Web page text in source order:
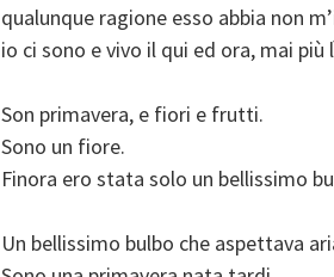
qualunque ragione esso abbia non
io ci sono e vivo il qui ed ora, mai più
Son primavera, e fiori e frutti.
Sono un fiore.
Finora ero stata solo un bellissimo
Un bellissimo bulbo che aspettava